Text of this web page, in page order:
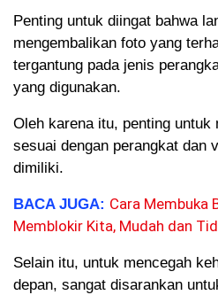
Penting untuk diingat bahwa
mengembalikan foto yang
tergantung pada jenis
yang digunakan.
Oleh karena itu, penting untuk
sesuai dengan perangkat dan
dimiliki.
BACA JUGA: Cara Membuka
Memblokir Kita, Mudah dan
Selain itu, untuk mencegah
depan, sangat disarankan